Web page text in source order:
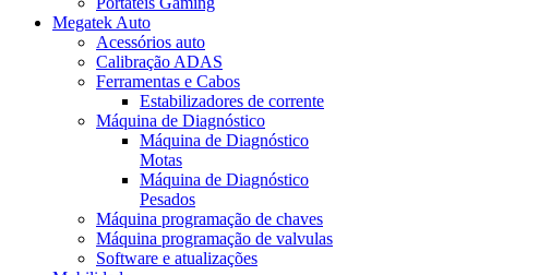
Megatek Auto
Acessórios auto
Calibração ADAS
Ferramentas e Cabos
Estabilizadores de corrente
Máquina de Diagnóstico
Máquina de Diagnóstico
Motas
Máquina de Diagnóstico
Pesados
Máquina programação de chaves
Máquina programação de valvulas
Software e atualizações